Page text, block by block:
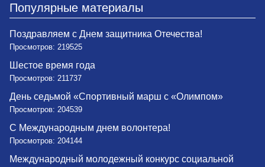
Популярные материалы
Поздравляем с Днем защитника Отечества!
Просмотров: 219525
Шестое время года
Просмотров: 211737
День седьмой «Спортивный марш с «Олимпом»
Просмотров: 204539
С Международным днем волонтера!
Просмотров: 204144
Международный молодежный конкурс социальной